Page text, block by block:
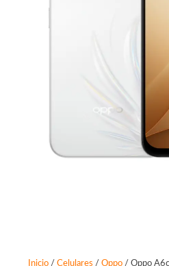
Inicio/ Celulares / Oppo/ Oppo A6c